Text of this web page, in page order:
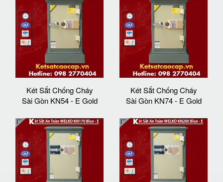
Két Sắt Chống Cháy
Sài Gòn KN54 - E Gold
Két Sắt Chống Cháy
Sài Gòn KN74 - E Gold